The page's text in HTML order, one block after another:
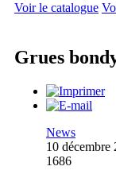
Voir le catalogue
Grues
News
10 décembre
1686